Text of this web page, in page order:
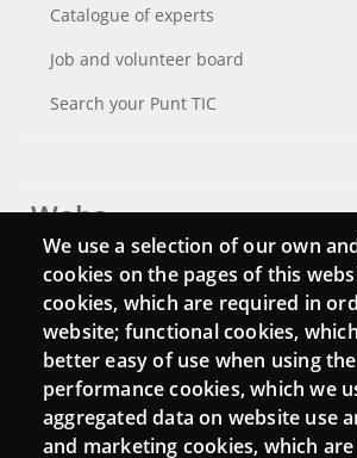
Catalogue of experts
Job and volunteer board
Search your Punt TIC
Webs
Login
Mattermost Punt TIC
Moodle CampusLab
We use a selection of our own
cookies on the pages of this
cookies, which are required in
website; functional cookies,
better easy of use when using
performance cookies, which we
aggregated data on website use
and marketing cookies, which